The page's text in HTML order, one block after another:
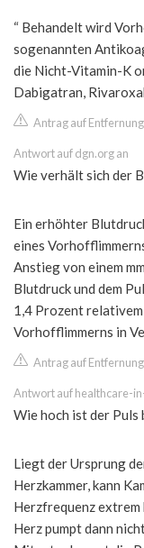
“ Behandelt wird
sogenannten
die Nicht-Vitamin-K
Dabigatran,
Antrag auf
Antwort auf dgn.org an
Wie verhält sich der
Ein erhöhter
eines
Anstieg von einem
Blutdruck und dem
1,4 Prozent
Vorhofflimmerns in
Antrag auf
Antwort auf healthcare-
Wie hoch ist der
Liegt der Ursprung
Herzkammer, kann
Herzfrequenz extrem
Herz pumpt dann